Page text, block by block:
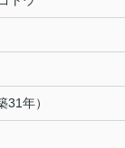
31年）